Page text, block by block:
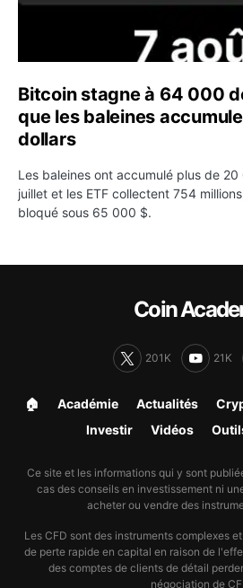
Bitcoin stagne à 64 000
que les baleines
dollars
Les baleines ont accumulé plus de
juillet et les ETF collectent 754
bloqué sous 65 000 $.
Coin
201K 21K
🏠︎ Académie Actualités
Investir Vidéos
Ce site et les informations qui y sont
cas des conseils en investissement ni
acheter ou vendre des
Les CFD sont des instruments complexes
de perte rapide en capital en raison de
des comptes de clients de détail
négociation de